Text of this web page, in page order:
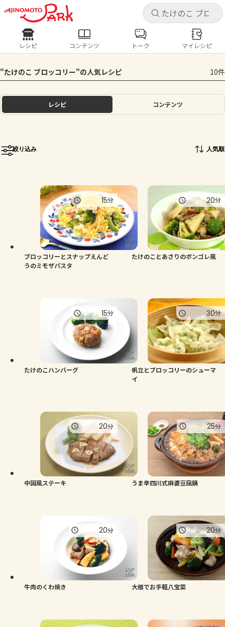
キャ
ログインするとレシピを保存できます
ログイン
ホーム
トーク
よくあるお問い合わせ
お買い物
キャ
レシピ コンテンツ
人気の食材・レシピ
きゅうり なす トマト とうもろこし
ピーマン
レシピ コンテンツ トーク マイレシピ
"たけのこ ブロッコリー"の人気レシピ 10件
レシピ コンテンツ
絞り込み 人気順
ブロッコリーとスナップえんど
うのミモザパスタ
15分
たけのことあさりのボンゴレ風
20分
たけのこハンバーグ
15分
帆立とブロッコリーのシューマ
イ
30分
中国風ステーキ
20分
うま辛四川式麻婆豆腐鍋
25分
牛肉のくわ焼き
20分
大根でお手軽八宝菜
20分